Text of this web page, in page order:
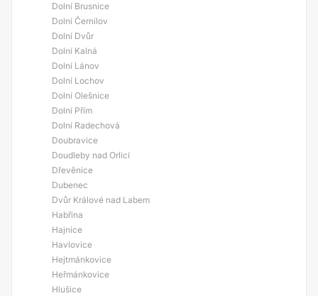
Dolní Brusnice
Dolní Černilov
Dolní Dvůr
Dolní Kalná
Dolní Lánov
Dolní Lochov
Dolní Olešnice
Dolní Přím
Dolní Radechová
Doubravice
Doudleby nad Orlicí
Dřevěnice
Dubenec
Dvůr Králové nad Labem
Habřina
Hajnice
Havlovice
Hejtmánkovice
Heřmánkovice
Hlušice